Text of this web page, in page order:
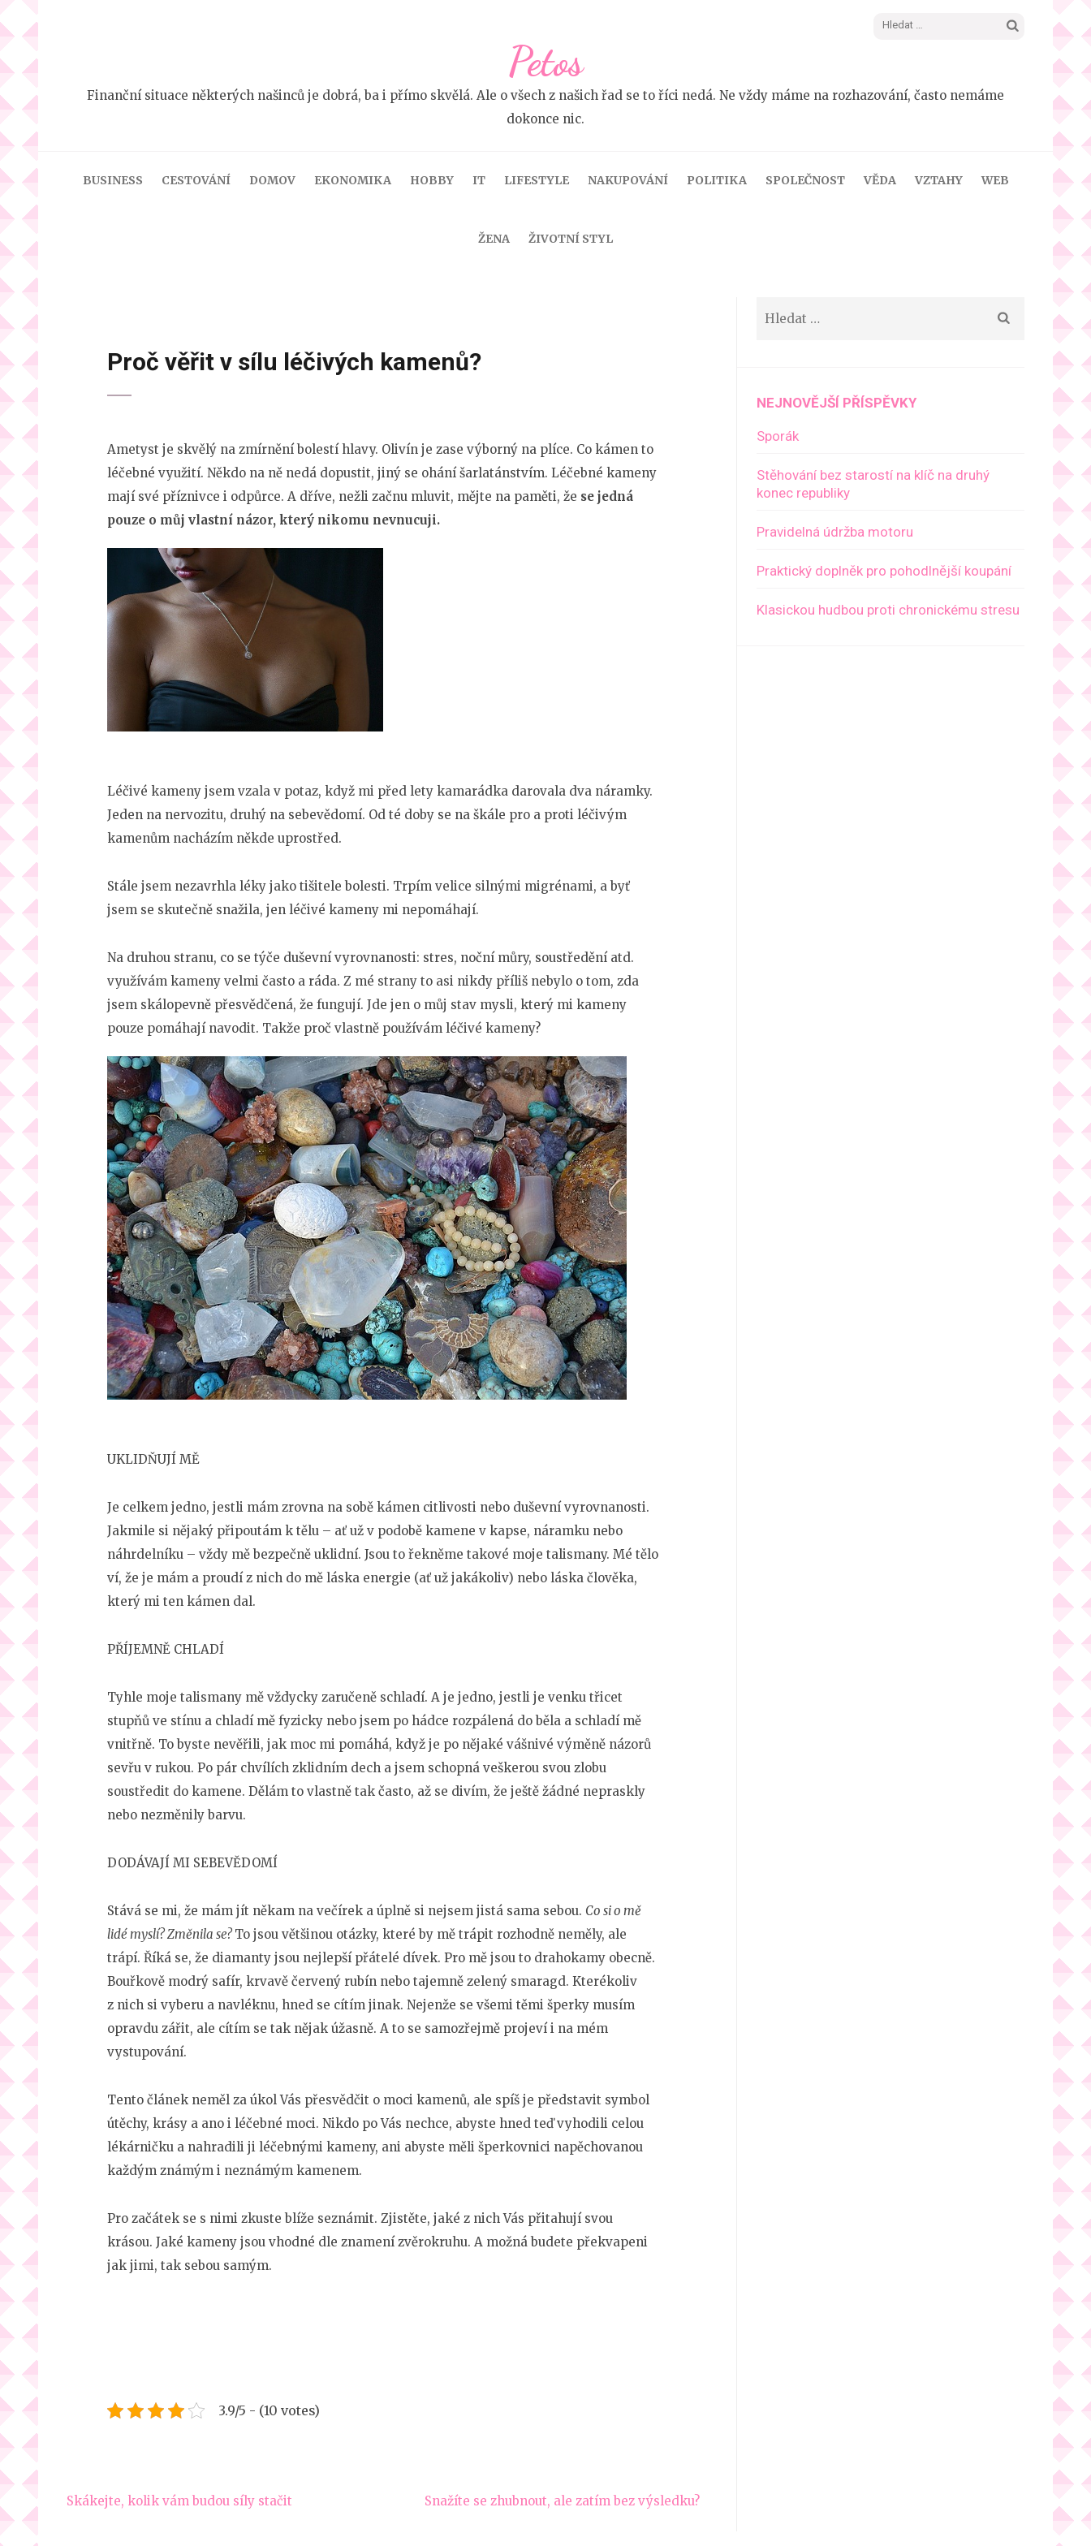
obsah
Vyhledávání
Petos
Finanční situace některých našinců je dobrá, ba i přímo skvělá. Ale o všech z našich řad se to říci nedá. Ne vždy máme na rozhazování, často nemáme
dokonce nic.
BUSINESS CESTOVÁNÍ DOMOV EKONOMIKA HOBBY IT LIFESTYLE NAKUPOVÁNÍ POLITIKA SPOLEČNOST VĚDA VZTAHY WEB
ŽENA ŽIVOTNÍ STYL
Proč věřit v sílu léčivých kamenů?
Ametyst je skvělý na zmírnění bolestí hlavy. Olivín je zase výborný na plíce. Co kámen to
léčebné využití. Někdo na ně nedá dopustit, jiný se ohání šarlatánstvím. Léčebné kameny
mají své příznivce i odpůrce. A dříve, nežli začnu mluvit, mějte na paměti, že se jedná
pouze o můj vlastní názor, který nikomu nevnucuji.
Léčivé kameny jsem vzala v potaz, když mi před lety kamarádka darovala dva náramky.
Jeden na nervozitu, druhý na sebevědomí. Od té doby se na škále pro a proti léčivým
kamenům nacházím někde uprostřed.
Stále jsem nezavrhla léky jako tišitele bolesti. Trpím velice silnými migrénami, a byť
jsem se skutečně snažila, jen léčivé kameny mi nepomáhají.
Na druhou stranu, co se týče duševní vyrovnanosti: stres, noční můry, soustředění atd.
využívám kameny velmi často a ráda. Z mé strany to asi nikdy příliš nebylo o tom, zda
jsem skálopevně přesvědčená, že fungují. Jde jen o můj stav mysli, který mi kameny
pouze pomáhají navodit. Takže proč vlastně používám léčivé kameny?
UKLIDŇUJÍ MĚ
Je celkem jedno, jestli mám zrovna na sobě kámen citlivosti nebo duševní vyrovnanosti.
Jakmile si nějaký připoutám k tělu – ať už v podobě kamene v kapse, náramku nebo
náhrdelníku – vždy mě bezpečně uklidní. Jsou to řekněme takové moje talismany. Mé tělo
ví, že je mám a proudí z nich do mě láska energie (ať už jakákoliv) nebo láska člověka,
který mi ten kámen dal.
PŘÍJEMNĚ CHLADÍ
Tyhle moje talismany mě vždycky zaručeně schladí. A je jedno, jestli je venku třicet
stupňů ve stínu a chladí mě fyzicky nebo jsem po hádce rozpálená do běla a schladí mě
vnitřně. To byste nevěřili, jak moc mi pomáhá, když je po nějaké vášnivé výměně názorů
sevřu v rukou. Po pár chvílích zklidním dech a jsem schopná veškerou svou zlobu
soustředit do kamene. Dělám to vlastně tak často, až se divím, že ještě žádné nepraskly
nebo nezměnily barvu.
DODÁVAJÍ MI SEBEVĚDOMÍ
Stává se mi, že mám jít někam na večírek a úplně si nejsem jistá sama sebou. Co si o mě
lidé myslí? Změnila se? To jsou většinou otázky, které by mě trápit rozhodně neměly, ale
trápí. Říká se, že diamanty jsou nejlepší přátelé dívek. Pro mě jsou to drahokamy obecně.
Bouřkově modrý safír, krvavě červený rubín nebo tajemně zelený smaragd. Kterékoliv
z nich si vyberu a navléknu, hned se cítím jinak. Nejenže se všemi těmi šperky musím
opravdu zářit, ale cítím se tak nějak úžasně. A to se samozřejmě projeví i na mém
vystupování.
Tento článek neměl za úkol Vás přesvědčit o moci kamenů, ale spíš je představit symbol
útěchy, krásy a ano i léčebné moci. Nikdo po Vás nechce, abyste hned teď vyhodili celou
lékárničku a nahradili ji léčebnými kameny, ani abyste měli šperkovnici napěchovanou
každým známým i neznámým kamenem.
Pro začátek se s nimi zkuste blíže seznámit. Zjistěte, jaké z nich Vás přitahují svou
krásou. Jaké kameny jsou vhodné dle znamení zvěrokruhu. A možná budete překvapeni
jak jimi, tak sebou samým.
3.9/5 - (10 votes)
Navigace
Skákejte, kolik vám budou síly stačit Snažíte se zhubnout, ale zatím bez výsledku?
NEJNOVĚJŠÍ PŘÍSPĚVKY
Sporák
Stěhování bez starostí na klíč na druhý
konec republiky
Pravidelná údržba motoru
Praktický doplněk pro pohodlnější koupání
Klasickou hudbou proti chronickému stresu